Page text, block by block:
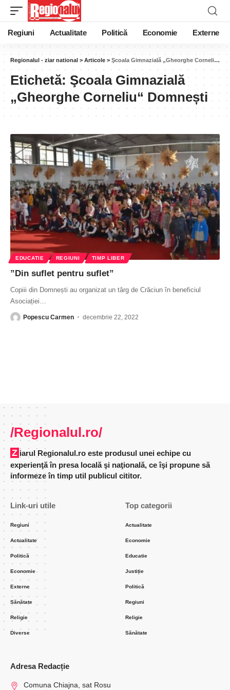
Regiuni Actualitate Politică Economie Externe
Regionalul - ziar national > Articole > Şcoala Gimnazială „Gheorghe Corneliu“ Domnești
Etichetă: Şcoala Gimnazială
„Gheorghe Corneliu“ Domnești
EDUCATIE REGIUNI TIMP LIBER
”Din suflet pentru suflet”
Copiii din Domnești au organizat un târg de Crăciun în beneficiul
Asociației
Popescu Carmen decembrie 22, 2022
/Regionalul.ro/
Ziarul Regionalul.ro este produsul unei echipe cu
experienţă în presa locală şi naţională, ce îşi propune să
informeze în timp util publicul cititor.
Link-uri utile
Regiuni
Actualitate
Politică
Economie
Externe
Sănătate
Religie
Diverse
Top categorii
Actualitate
Economie
Educatie
Justiție
Politică
Regiuni
Religie
Sănătate
Adresa Redacție
Comuna Chiajna, sat Rosu